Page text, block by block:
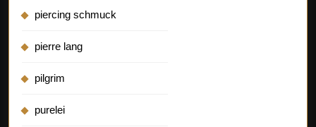
piercing schmuck
pierre lang
pilgrim
purelei